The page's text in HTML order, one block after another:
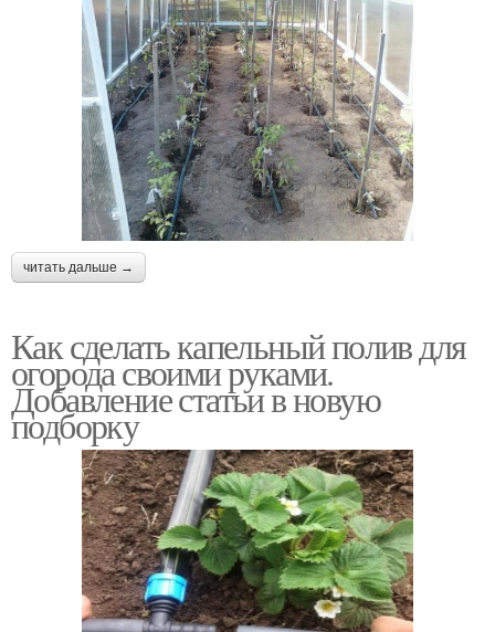
читать дальше →
Как сделать капельный полив для
огорода своими руками.
Добавление статьи в новую
подборку